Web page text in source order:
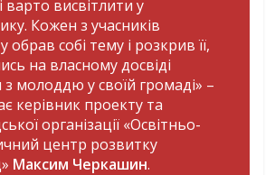
варто висвітлити у
Кожен з учасників
обрав собі тему і розкрив її,
на власному досвіді
молоддю у своїй громаді» –
керівник проекту та
організації «Освітньо-
центр розвитку
Максим Черкашин.